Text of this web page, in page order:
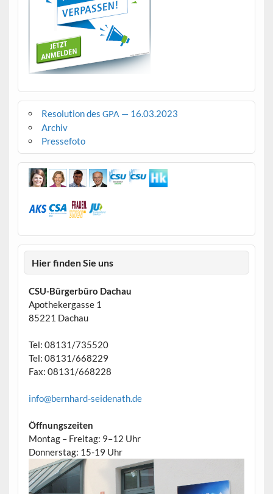
Resolution des GPA — 16.03.2023
Archiv
Pressefoto
Hier finden Sie uns
CSU-Bürgerbüro Dachau
Apothekergasse 1
85221 Dachau
Tel: 08131/735520
Tel: 08131/668229
Fax: 08131/668228
info@bernhard-seidenath.de
Öffnungszeiten
Montag – Freitag: 9–12 Uhr
Donnerstag: 15-19 Uhr